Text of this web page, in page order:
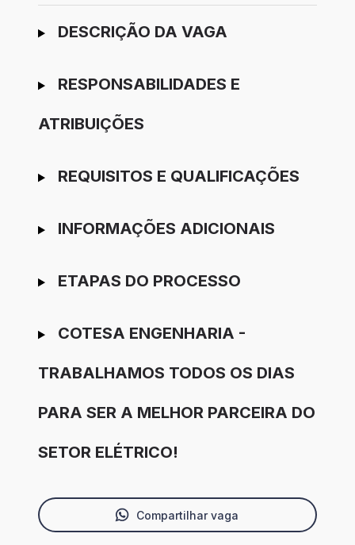
Ir para candidatura
DESCRIÇÃO DA VAGA
RESPONSABILIDADES E
ATRIBUIÇÕES
REQUISITOS E QUALIFICAÇÕES
INFORMAÇÕES ADICIONAIS
ETAPAS DO PROCESSO
COTESA ENGENHARIA -
TRABALHAMOS TODOS OS DIAS
PARA SER A MELHOR PARCEIRA DO
SETOR ELÉTRICO!
Compartilhar vaga